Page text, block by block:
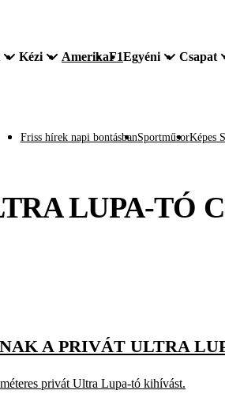
Kézi AmerikaF1Egyéni Csapat
Friss hírek napi bontásbanSportműsorKépes
LUPA-TÓ
A PRIVÁT ULTRA
privát Ultra Lupa-tó kihívást.